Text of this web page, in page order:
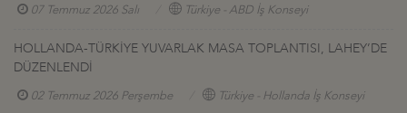
07 Temmuz 2026 Salı Türkiye - ABD İş Konseyi
HOLLANDA-TÜRKİYE YUVARLAK MASA TOPLANTISI, LAHEY’DE
DÜZENLENDİ
02 Temmuz 2026 Perşembe Türkiye - Hollanda İş Konseyi